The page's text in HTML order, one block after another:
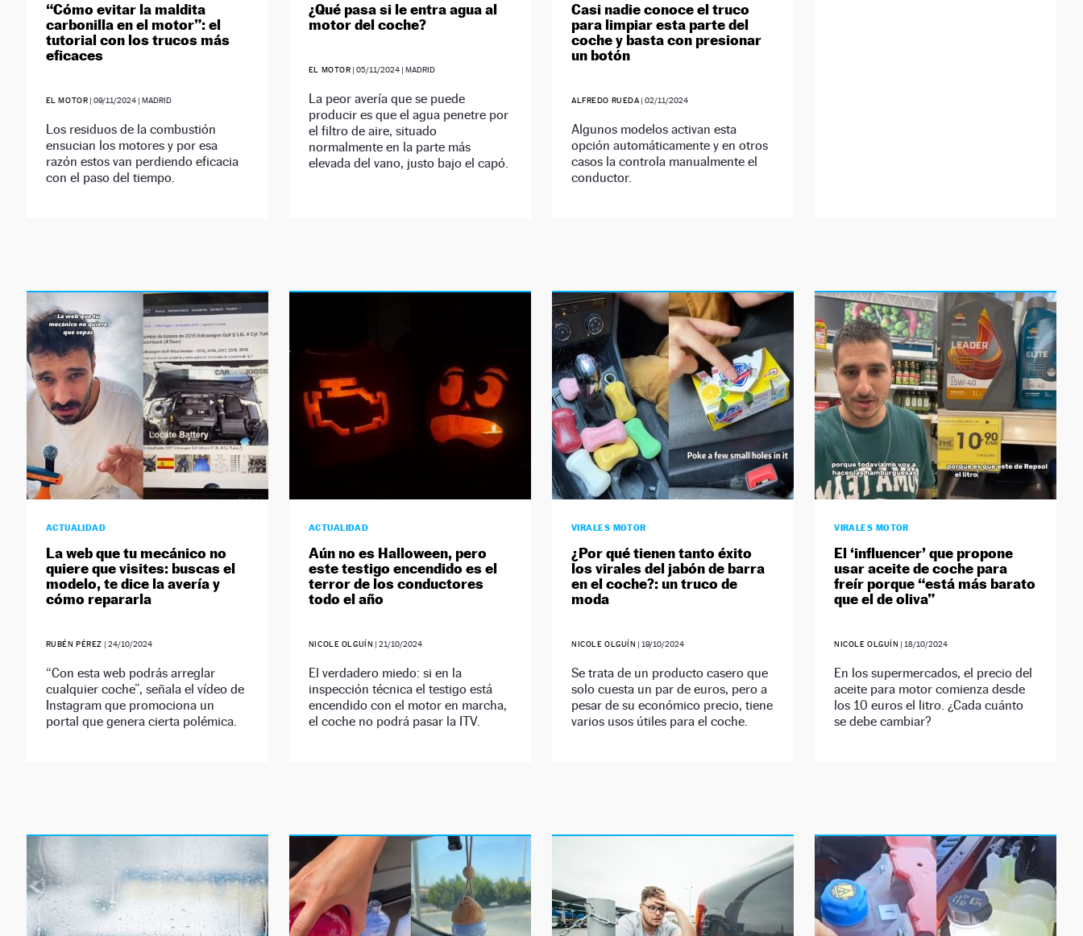
“Cómo evitar la maldita
carbonilla en el motor”: el
tutorial con los trucos más
eficaces
EL MOTOR |09/11/2024 | MADRID
Los residuos de la combustión
ensucian los motores y por esa
razón estos van perdiendo eficacia
con el paso del tiempo.
¿Qué pasa si le entra agua al
motor del coche?
EL MOTOR |05/11/2024 | MADRID
La peor avería que se puede
producir es que el agua penetre por
el filtro de aire, situado
normalmente en la parte más
elevada del vano, justo bajo el capó.
Casi nadie conoce el truco
para limpiar esta parte del
coche y basta con presionar
un botón
ALFREDO RUEDA |02/11/2024
Algunos modelos activan esta
opción automáticamente y en otros
casos la controla manualmente el
conductor.
ACTUALIDAD
La web que tu mecánico no
quiere que visites: buscas el
modelo, te dice la avería y
cómo repararla
RUBÉN PÉREZ |24/10/2024
“Con esta web podrás arreglar
cualquier coche”, señala el vídeo de
Instagram que promociona un
portal que genera cierta polémica.
ACTUALIDAD
Aún no es Halloween, pero
este testigo encendido es el
terror de los conductores
todo el año
NICOLE OLGUÍN |21/10/2024
El verdadero miedo: si en la
inspección técnica el testigo está
encendido con el motor en marcha,
el coche no podrá pasar la ITV.
VIRALES MOTOR
¿Por qué tienen tanto éxito
los virales del jabón de barra
en el coche?: un truco de
moda
NICOLE OLGUÍN | 19/10/2024
Se trata de un producto casero que
solo cuesta un par de euros, pero a
pesar de su económico precio, tiene
varios usos útiles para el coche.
VIRALES MOTOR
El ‘influencer’ que propone
usar aceite de coche para
freír porque “está más barato
que el de oliva”
NICOLE OLGUÍN | 18/10/2024
En los supermercados, el precio del
aceite para motor comienza desde
los 10 euros el litro. ¿Cada cuánto
se debe cambiar?